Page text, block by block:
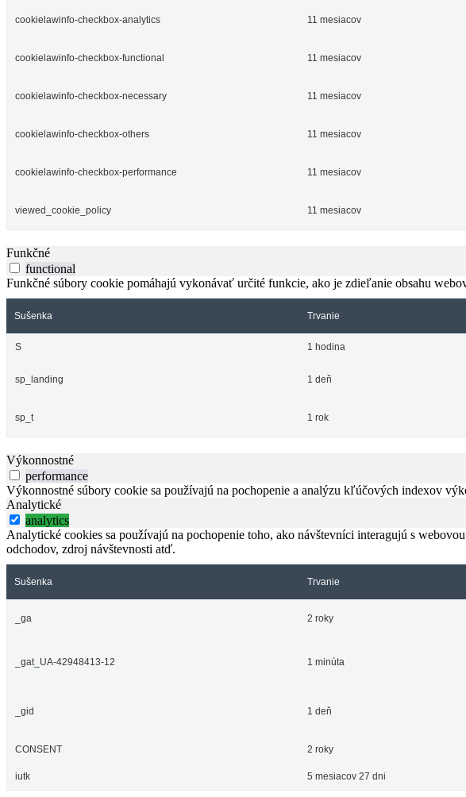
cookielawinfo-checkbox-analytics 11 mesiacov
cookielawinfo-checkbox-functional 11 mesiacov
cookielawinfo-checkbox-necessary 11 mesiacov
cookielawinfo-checkbox-others 11 mesiacov
cookielawinfo-checkbox-performance 11 mesiacov
viewed_cookie_policy 11 mesiacov
Funkčné
functional
Funkčné súbory cookie pomáhajú vykonávať určité funkcie, ako je zdieľanie obsahu
Sušenka Trvanie
S 1 hodina
sp_landing 1 deň
sp_t 1 rok
Výkonnostné
performance
Výkonnostné súbory cookie sa používajú na pochopenie a analýzu kľúčových indexov
Analytické
analytics
Analytické cookies sa používajú na pochopenie toho, ako návštevníci interagujú s
odchodov, zdroj návštevnosti atď.
Sušenka Trvanie
_ga 2 roky
_gat_UA-42948413-12 1 minúta
_gid 1 deň
CONSENT 2 roky
iutk 5 mesiacov 27 dni